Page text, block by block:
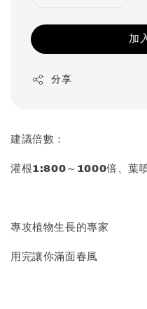
加
分享
建議倍數：
灌根1:800～1000倍、葉
專攻植物生長的專家
用完讓你滿面春風